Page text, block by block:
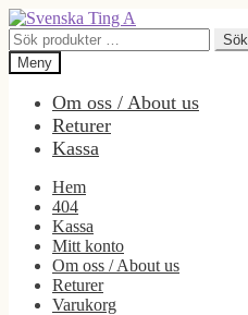
Hoppa
till
navigering
Hoppa
till
innehåll
Sök
efter:
Sök
Meny
Om oss / About us
Returer
Kassa
Hem
404
Kassa
Mitt konto
Om oss / About us
Returer
Varukorg